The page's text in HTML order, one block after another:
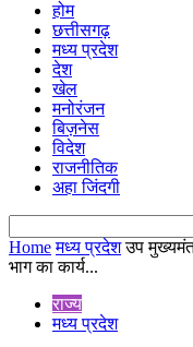
होम
छत्तीसगढ़
मध्य प्रदेश
देश
खेल
मनोरंजन
बिज़नेस
विदेश
राजनीतिक
अहा जिंदगी
Home मध्य प्रदेश उप
भाग का कार्य...
राज्य
मध्य प्रदेश